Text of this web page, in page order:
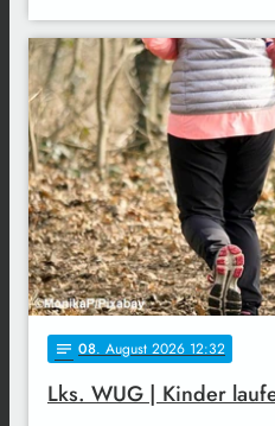
notes 08. August 2026 12:32
Lks. WUG | Kinder